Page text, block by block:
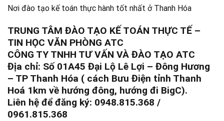
Nơi đào tạo kế toán thực hành tốt nhất ở Thanh Hóa
TRUNG TÂM ĐÀO TẠO KẾ TOÁN THỰC TẾ –
TIN HỌC VĂN PHÒNG ATC
CÔNG TY TNHH TƯ VẤN VÀ ĐÀO TẠO ATC
Địa chỉ: Số 01A45 Đại Lộ Lê Lợi – Đông Hương
– TP Thanh Hóa ( cách Bưu Điện tỉnh Thanh
Hoá 1km về hướng đông, hướng đi BigC).
Liên hệ để đăng ký: 0948.815.368 /
0961.815.368